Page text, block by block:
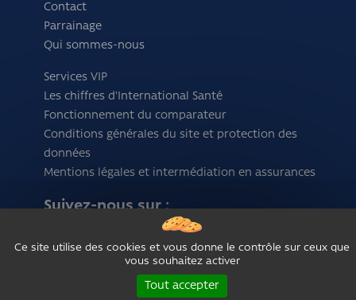
Contact
Parrainage
Qui sommes-nous
Services VIP
Les chiffres d'International Santé
Fonctionnement du comparateur
Conditions générales du site et protection des
données
Mentions légales et intermédiation en assurances
Suivez-nous sur :
Ce site utilise des cookies et vous donne le contrôle sur ceux que
vous souhaitez activer
Tout accepter